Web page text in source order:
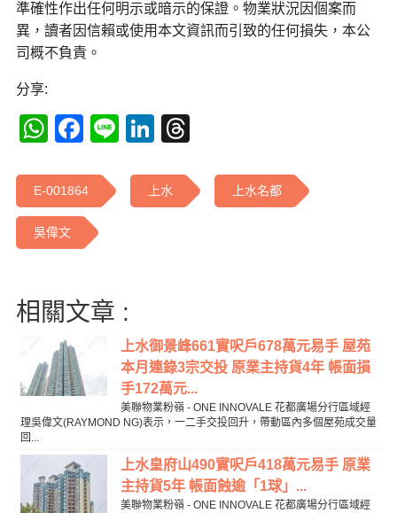
準確性作出任何明示或暗示的保證。物業狀況因個案而
異，讀者因信賴或使用本文資訊而引致的任何損失，本公
司概不負責。
分享:
WhatsApp
Facebook
LineLinkedIn
E-001864 上水 上水名都
吳偉文
相關文章 :
上水御景峰661實呎戶678萬元易手 屋苑
本月連錄3宗交投 原業主持貨4年 帳面損
手172萬元...
美聯物業粉嶺 - ONE INNOVALE 花都廣場分行區域經
理吳偉文(RAYMOND NG)表示，一二手交投回升，帶動區內多個屋苑成交量
回...
上水皇府山490實呎戶418萬元易手 原業
主持貨5年 帳面蝕逾「1球」...
美聯物業粉嶺 - ONE INNOVALE 花都廣場分行區域經